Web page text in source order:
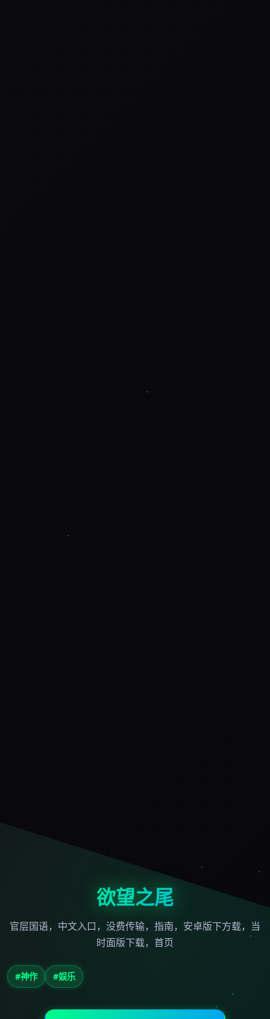
欲望之尾
官层国语，中文入口，没费传输，指南，安卓版下方载，当
时面版下载，首页
#神作 #娱乐